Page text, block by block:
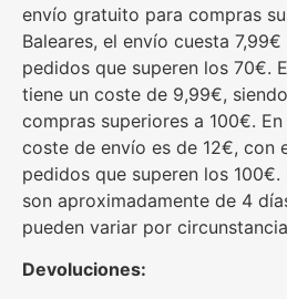
envío gratuito para compras
Baleares, el envío cuesta
pedidos que superen los 70€.
tiene un coste de 9,99€,
compras superiores a 100€.
coste de envío es de 12€, con
pedidos que superen los
son aproximadamente de 4
pueden variar por
Devoluciones: